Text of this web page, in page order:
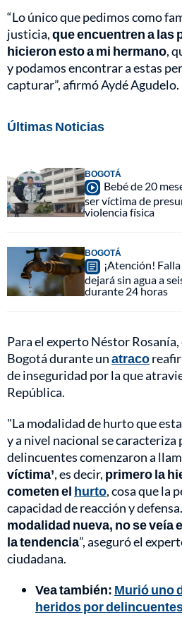
“Lo único que pedimos como
justicia,que encuentren a las
hicieron esto a mi hermano,
y podamos encontrar a estas
capturar”, afirmó Aydé Agudelo.
Últimas Noticias
BOGOTÁ
Bebé de 20
ser víctima de
violencia física
BOGOTÁ
¡Atención!
dejará sin agua a
durante 24 horas
Para el experto Néstor
Bogotá durante unatraco
de inseguridad por la que
República.
"La modalidad de hurto que
y a nivel nacional se caracteriza
delincuentes comenzaron a
víctima’, es decir, primero la
cometen el hurto, cosa que la
capacidad de reacción y
modalidad nueva, no se veía
la tendencia”, aseguró el
ciudadana.
Vea también: Murió uno
heridos por